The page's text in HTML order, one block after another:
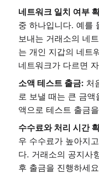
네트워크 일치 여부
중 하나입니다. 예를
보내는 거래소의 네
는 개인 지갑의 네트
네트워크가 다르면
소액 테스트 출금: 처
로 보낼 때는 큰 금
액으로 테스트 출금
수수료와 처리 시간
우 수수료가 높아지
다. 거래소의 공지사
후 출금을 진행하세